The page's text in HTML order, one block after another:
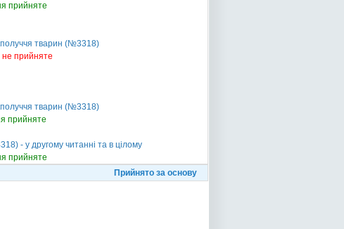
прийняте
тварин (№3318)
не прийняте
тварин (№3318)
прийняте
- у другому читанні та в цілому
прийняте
Прийнято за основу